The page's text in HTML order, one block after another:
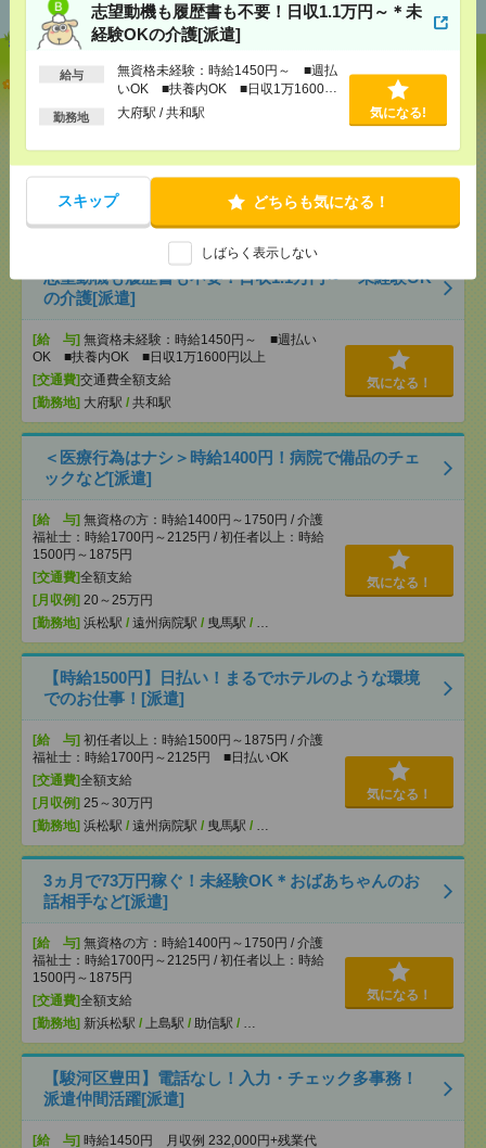
志望動機も履歴書も不要！日収1.1万円～＊未
経験OKの介護[派遣]
給与
無資格未経験：時給1450円～ ■週払
いOK ■扶養内OK ■日収1万1600円
以上
勤務地 大府駅 / 共和駅 気になる!
スキップ どちらも気になる！
しばらく表示しない
【オープニング募集】おばあちゃんのお散歩付き添
いも仕事の1つ[派遣]
交通費全額支給
[勤務地]名古屋大学駅
東山公園(愛知県)駅
/…
気になる！
志望動機も履歴書も不要！日収1.1万円～＊未経験OK
の介護[派遣]
[給 与] 無資格未経験：時給1450円～ ■週払い
OK ■扶養内OK ■日収1万1600円以上
[交通費]交通費全額支給
[勤務地] 大府駅 / 共和駅
気になる！
＜医療行為はナシ＞時給1400円！病院で備品のチェ
ックなど[派遣]
[給 与] 無資格の方：時給1400円～1750円 / 介護
福祉士：時給1700円～2125円 / 初任者以上：時給
1500円～1875円
[交通費]全額支給
[月収例] 20～25万円
[勤務地] 浜松駅 / 遠州病院駅 / 曳馬駅 / …
気になる！
【時給1500円】日払い！まるでホテルのような環境
でのお仕事！[派遣]
[給 与] 初任者以上：時給1500円～1875円 / 介護
福祉士：時給1700円～2125円 ■日払いOK
[交通費]全額支給
[月収例] 25～30万円
[勤務地] 浜松駅 / 遠州病院駅 / 曳馬駅 / …
気になる！
3ヵ月で73万円稼ぐ！未経験OK＊おばあちゃんのお
話相手など[派遣]
[給 与] 無資格の方：時給1400円～1750円 / 介護
福祉士：時給1700円～2125円 / 初任者以上：時給
1500円～1875円
[交通費]全額支給
[勤務地] 新浜松駅 / 上島駅 / 助信駅 / …
気になる！
【駿河区豊田】電話なし！入力・チェック多事務！
派遣仲間活躍[派遣]
[給 与] 時給1450円 月収例 232,000円+残業代